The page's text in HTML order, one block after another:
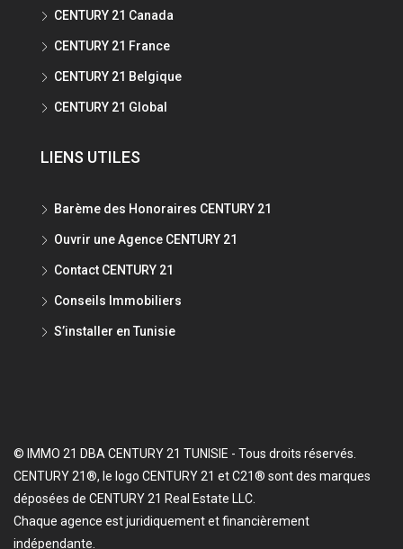
CENTURY 21 Canada
CENTURY 21 France
CENTURY 21 Belgique
CENTURY 21 Global
LIENS UTILES
Barème des Honoraires CENTURY 21
Ouvrir une Agence CENTURY 21
Contact CENTURY 21
Conseils Immobiliers
S’installer en Tunisie
© IMMO 21 DBA CENTURY 21 TUNISIE - Tous droits réservés.
CENTURY 21®, le logo CENTURY 21 et C21® sont des marques
déposées de CENTURY 21 Real Estate LLC.
Chaque agence est juridiquement et financièrement
indépendante.